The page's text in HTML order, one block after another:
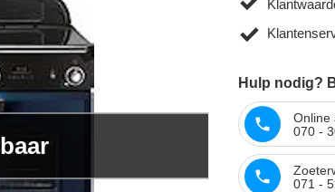
Hulp nodig?
Online
070 -
071 -